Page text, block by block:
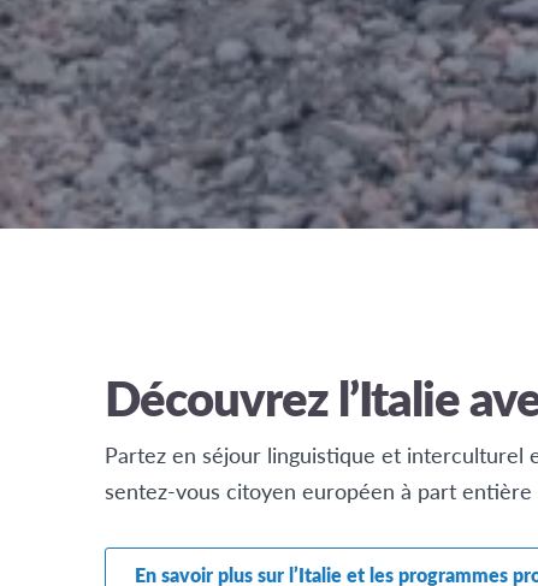
Découvrez l’Italie
Partez en séjour linguistique et interculturel
sentez-vous citoyen européen à part
En savoir plus sur l’Italie et les programmes